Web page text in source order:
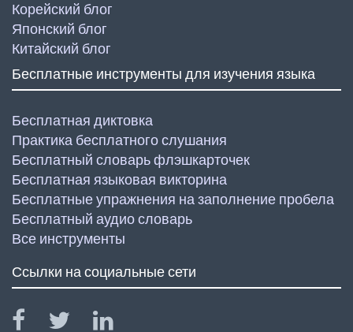
Корейский блог
Японский блог
Китайский блог
Бесплатные инструменты для изучения языка
Бесплатная диктовка
Практика бесплатного слушания
Бесплатный словарь флэшкарточек
Бесплатная языковая викторина
Бесплатные упражнения на заполнение пробела
Бесплатный аудио словарь
Все инструменты
Ссылки на социальные сети